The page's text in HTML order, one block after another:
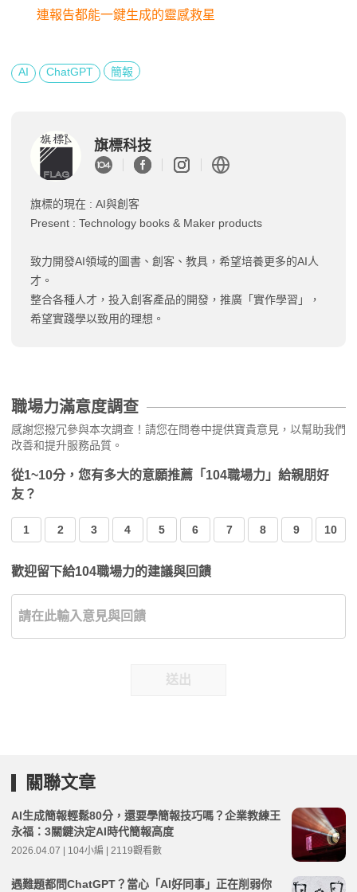
連報告都能一鍵生成的靈感救星
AI ChatGPT 簡報
旗標科技
旗標的現在 : AI與創客
Present : Technology books & Maker products
致力開發AI領域的圖書、創客、教具，希望培養更多的AI人
才。
整合各種人才，投入創客產品的開發，推廣「實作學習」，
希望實踐學以致用的理想。
職場力滿意度調查
感謝您撥冗參與本次調查！請您在問卷中提供寶貴意見，以幫助我們
改善和提升服務品質。
從1~10分，您有多大的意願推薦「104職場力」給親朋好
友？
1 2 3 4 5 6 7 8 9 10
歡迎留下給104職場力的建議與回饋
送出
關聯文章
AI生成簡報輕鬆80分，還要學簡報技巧嗎？企業教練王
永福：3關鍵決定AI時代簡報高度
2026.04.07 | 104小編 | 2119觀看數
遇難題都問ChatGPT？當心「AI好同事」正在削弱你